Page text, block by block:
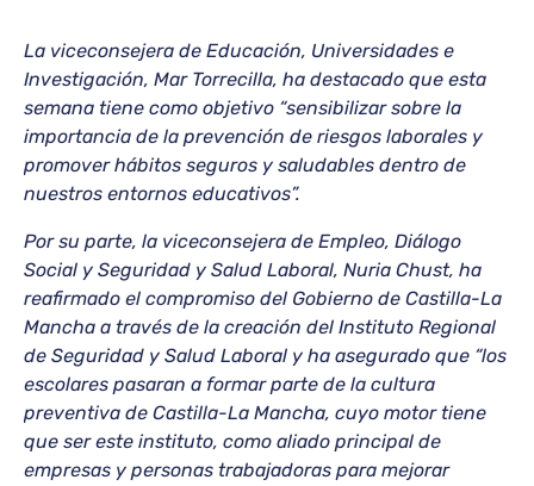
La viceconsejera de Educación, Universidades e
Investigación, Mar Torrecilla, ha destacado que esta
semana tiene como objetivo “sensibilizar sobre la
importancia de la prevención de riesgos laborales y
promover hábitos seguros y saludables dentro de
nuestros entornos educativos”.
Por su parte, la viceconsejera de Empleo, Diálogo
Social y Seguridad y Salud Laboral, Nuria Chust, ha
reafirmado el compromiso del Gobierno de Castilla-La
Mancha a través de la creación del Instituto Regional
de Seguridad y Salud Laboral y ha asegurado que “los
escolares pasaran a formar parte de la cultura
preventiva de Castilla-La Mancha, cuyo motor tiene
que ser este instituto, como aliado principal de
empresas y personas trabajadoras para mejorar